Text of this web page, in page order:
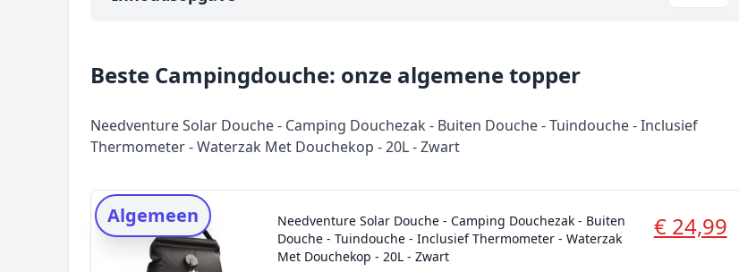
Onze algemene topper
Populaire merken
Onderzoeksmethode
Alternatieven
Prijsniveaus
Beste Campingdouche: onze algemene topper
Needventure Solar Douche - Camping Douchezak - Buiten Douche - Tuindouche - Inclusief
Thermometer - Waterzak Met Douchekop - 20L - Zwart
Algemeen
Needventure Solar Douche - Camping Douchezak - Buiten
Douche - Tuindouche - Inclusief Thermometer - Waterzak
Met Douchekop - 20L - Zwart
€ 24,99